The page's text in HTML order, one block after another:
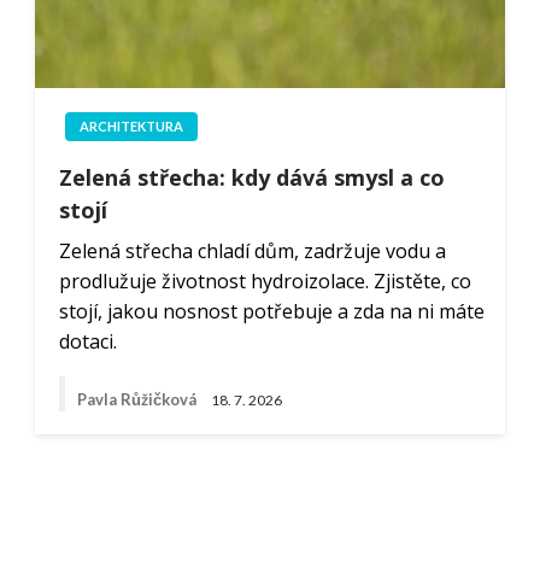
ARCHITEKTURA
Zelená střecha: kdy dává smysl a co
stojí
Zelená střecha chladí dům, zadržuje vodu a
prodlužuje životnost hydroizolace. Zjistěte, co
stojí, jakou nosnost potřebuje a zda na ni máte
dotaci.
Pavla Růžičková 18. 7. 2026